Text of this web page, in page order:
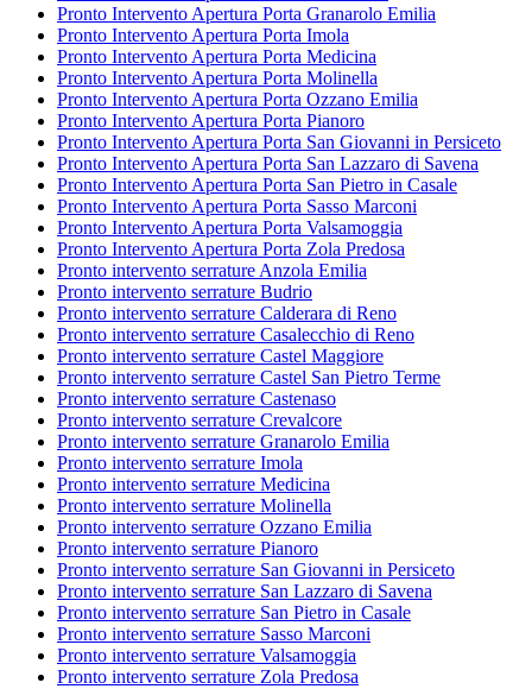
Pronto Intervento Apertura Porta Granarolo Emilia
Pronto Intervento Apertura Porta Imola
Pronto Intervento Apertura Porta Medicina
Pronto Intervento Apertura Porta Molinella
Pronto Intervento Apertura Porta Ozzano Emilia
Pronto Intervento Apertura Porta Pianoro
Pronto Intervento Apertura Porta San Giovanni in Persiceto
Pronto Intervento Apertura Porta San Lazzaro di Savena
Pronto Intervento Apertura Porta San Pietro in Casale
Pronto Intervento Apertura Porta Sasso Marconi
Pronto Intervento Apertura Porta Valsamoggia
Pronto Intervento Apertura Porta Zola Predosa
Pronto intervento serrature Anzola Emilia
Pronto intervento serrature Budrio
Pronto intervento serrature Calderara di Reno
Pronto intervento serrature Casalecchio di Reno
Pronto intervento serrature Castel Maggiore
Pronto intervento serrature Castel San Pietro Terme
Pronto intervento serrature Castenaso
Pronto intervento serrature Crevalcore
Pronto intervento serrature Granarolo Emilia
Pronto intervento serrature Imola
Pronto intervento serrature Medicina
Pronto intervento serrature Molinella
Pronto intervento serrature Ozzano Emilia
Pronto intervento serrature Pianoro
Pronto intervento serrature San Giovanni in Persiceto
Pronto intervento serrature San Lazzaro di Savena
Pronto intervento serrature San Pietro in Casale
Pronto intervento serrature Sasso Marconi
Pronto intervento serrature Valsamoggia
Pronto intervento serrature Zola Predosa